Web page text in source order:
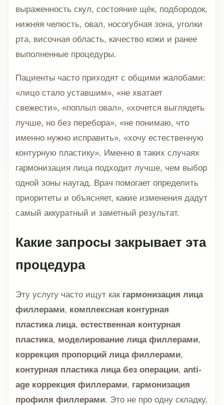
выраженность скул, состояние щёк, подбородок,
нижняя челюсть, овал, носогубная зона, уголки
рта, височная область, качество кожи и ранее
выполненные процедуры.
Пациенты часто приходят с общими жалобами:
«лицо стало уставшим», «не хватает
свежести», «поплыл овал», «хочется выглядеть
лучше, но без перебора», «не понимаю, что
именно нужно исправить», «хочу естественную
контурную пластику». Именно в таких случаях
гармонизация лица подходит лучше, чем выбор
одной зоны наугад. Врач помогает определить
приоритеты и объясняет, какие изменения дадут
самый аккуратный и заметный результат.
Какие запросы закрывает эта
процедура
Эту услугу часто ищут как гармонизация лица
филлерами, комплексная контурная
пластика лица, естественная контурная
пластика, моделирование лица филлерами,
коррекция пропорций лица филлерами,
контурная пластика лица без операции, anti-
age коррекция филлерами, гармонизация
профиля филлерами. Это не про одну складку,